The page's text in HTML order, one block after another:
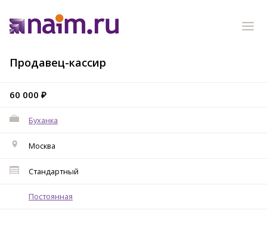
Продавец-кассир
60 000 ₽
Буханка
Москва
Стандартный
Постоянная